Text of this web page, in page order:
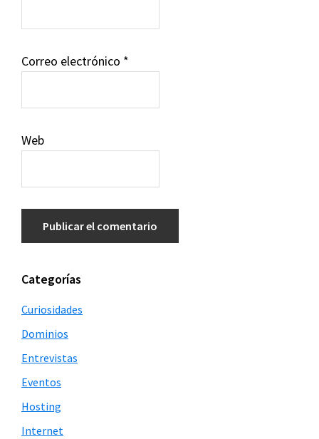
Correo electrónico *
Web
Barra
lateral
principal
Categorías
Curiosidades
Dominios
Entrevistas
Eventos
Hosting
Internet